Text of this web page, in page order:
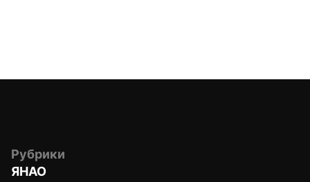
Рубрики
ЯНАО